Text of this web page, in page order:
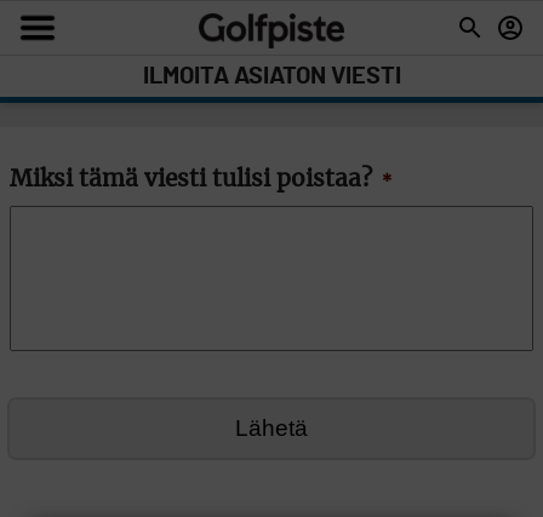
ILMOITA ASIATON VIESTI
Miksi tämä viesti tulisi poistaa? *